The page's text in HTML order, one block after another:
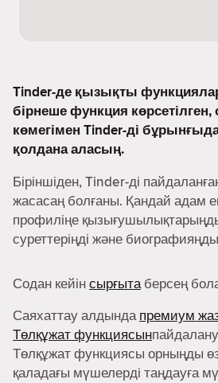
Tinder-де қызықты
бірнеше функция
көмегімен Tinder-ді
қолдана аласың.
Біріншіден, Tinder-ді
жасасаң болғаны. Қандай адам
профиліңе
суреттеріңді және
Содан кейінсырғытаберсең
Саяхаттау алдындапремиум
Төлқұжат функциясын
Төлқұжат функциясы орныңды
қаладағы мүшелерді таңдауға